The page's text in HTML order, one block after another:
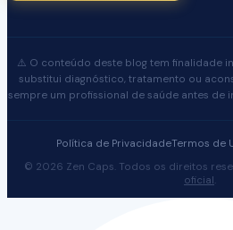
⚠️ O conteúdo deste blog tem finalidade
substitui diagnóstico, tratamento ou
sempre um profissional de saúde antes de
Política de PrivacidadeTermos de
© 2026 Zen Caps. Todos os direitos
oficial.